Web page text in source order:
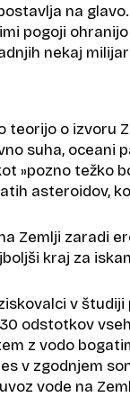
na
pogoji
nekaj
teorijo o izvoru
suha, oceani
»pozno težko
asteroidov,
Zemlji zaradi
kraj za
v
odstotkov
z vodo
v zgodnjem
vode na